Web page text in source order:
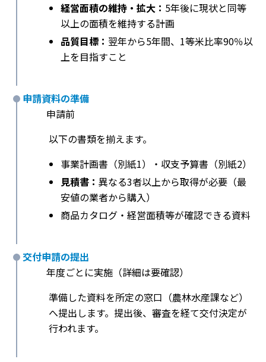
経営面積の維持・拡大： 5年後に現状と同等
以上の面積を維持する計画
品質目標： 翌年から5年間、1等米比率90％以
上を目指すこと
申請資料の準備
申請前
以下の書類を揃えます。
事業計画書（別紙1）・収支予算書（別紙2）
見積書： 異なる3者以上から取得が必要（最
安値の業者から購入）
商品カタログ・経営面積等が確認できる資料
交付申請の提出
年度ごとに実施（詳細は要確認）
準備した資料を所定の窓口（農林水産課など）
へ提出します。提出後、審査を経て交付決定が
行われます。